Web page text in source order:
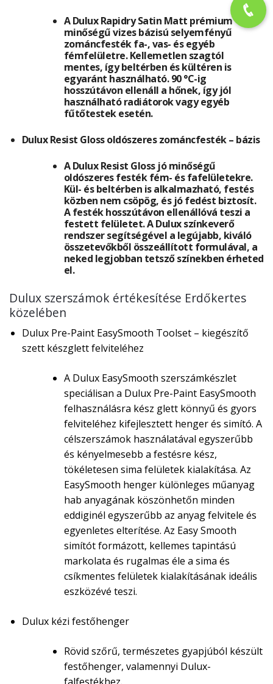
A Dulux Rapidry Satin Matt prémium
minőségű vizes bázisú selyemfényű
zománcfesték fa-, vas- és egyéb
fémfelületre. Kellemetlen szagtól
mentes, így beltérben és kültéren is
egyaránt használható. 90 °C-ig
hosszútávon ellenáll a hőnek, így jól
használható radiátorok vagy egyéb
fűtőtestek esetén.
Dulux Resist Gloss oldószeres zománcfesték – bázis
A Dulux Resist Gloss jó minőségű
oldószeres festék fém- és fafelületekre.
Kül- és beltérben is alkalmazható, festés
közben nem csöpög, és jó fedést biztosít.
A festék hosszútávon ellenállóvá teszi a
festett felületet. A Dulux színkeverő
rendszer segítségével a legújabb, kiváló
összetevőkből összeállított formulával, a
neked legjobban tetsző színekben érheted
el.
Dulux szerszámok értékesítése Erdőkertes
közelében
Dulux Pre-Paint EasySmooth Toolset – kiegészítő
szett készglett felviteléhez
A Dulux EasySmooth szerszámkészlet
speciálisan a Dulux Pre-Paint EasySmooth
felhasználásra kész glett könnyű és gyors
felviteléhez kifejlesztett henger és simító. A
célszerszámok használatával egyszerűbb
és kényelmesebb a festésre kész,
tökéletesen sima felületek kialakítása. Az
EasySmooth henger különleges műanyag
hab anyagának köszönhetőn minden
eddiginél egyszerűbb az anyag felvitele és
egyenletes elterítése. Az Easy Smooth
simítót formázott, kellemes tapintású
markolata és rugalmas éle a sima és
csíkmentes felületek kialakításának ideális
eszközévé teszi.
Dulux kézi festőhenger
Rövid szőrű, természetes gyapjúból készült
festőhenger, valamennyi Dulux-